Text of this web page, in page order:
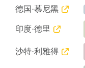
德国·慕尼黑
印度·德里
沙特·利雅得